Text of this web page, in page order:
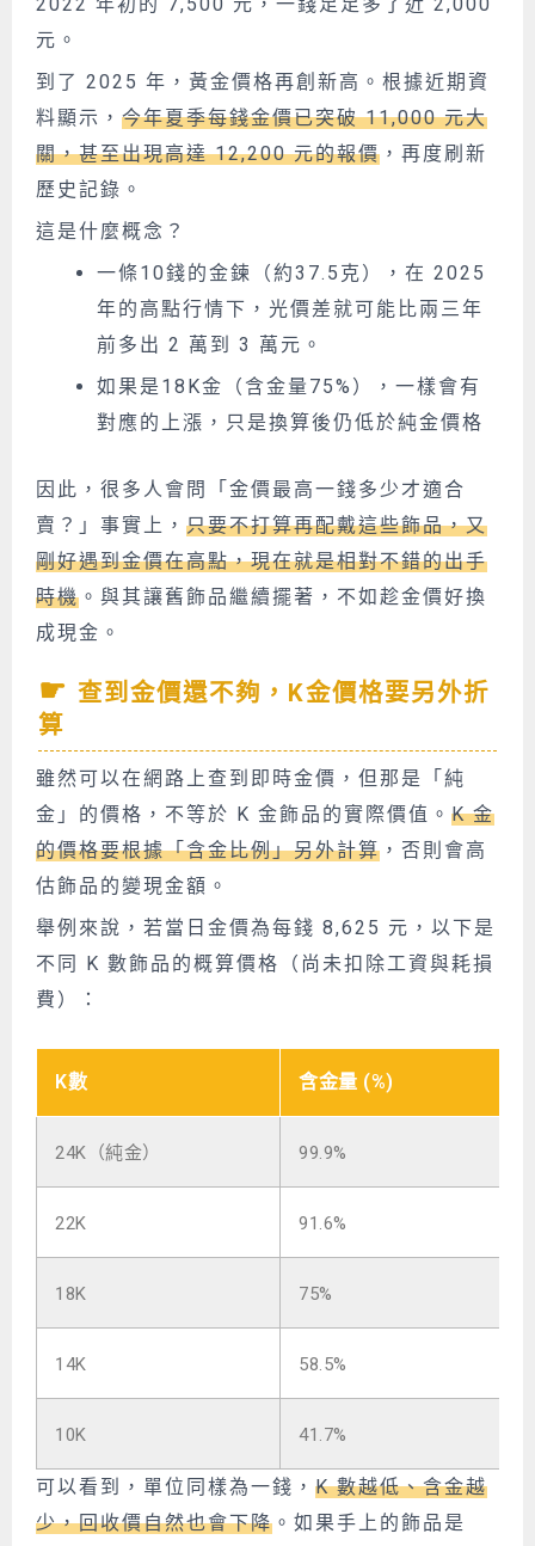
元。
到了 2025 年，黃金價格再創新高。根據近期資
料顯示， 今年夏季每錢金價已突破 11,000 元大
關，甚至出現高達 12,200 元的報價 ，再度刷新
歷史記錄。
這是什麼概念？
一條10錢的金鍊（約37.5克），在 2025
年的高點行情下，光價差就可能比兩三年
前多出 2 萬到 3 萬元。
如果是18K金（含金量75%），一樣會有
對應的上漲，只是換算後仍低於純金價格
因此，很多人會問「金價最高一錢多少才適合
賣？」事實上， 只要不打算再配戴這些飾品，又
剛好遇到金價在高點，現在就是相對不錯的出手
時機 。與其讓舊飾品繼續擺著，不如趁金價好換
成現金。
查到金價還不夠，K金價格要另外折
算
雖然可以在網路上查到即時金價，但那是「純
金」的價格，不等於 K 金飾品的實際價值。 K 金
的價格要根據「含金比例」另外計算 ，否則會高
估飾品的變現金額。
舉例來說，若當日金價為每錢 8,625 元，以下是
不同 K 數飾品的概算價格（尚未扣除工資與耗損
費）：
K數 含金量 (%)
24K（純金） 99.9%
22K 91.6%
18K 75%
14K 58.5%
10K 41.7%
可以看到，單位同樣為一錢， K 數越低、含金越
少，回收價自然也會下降 。如果手上的飾品是